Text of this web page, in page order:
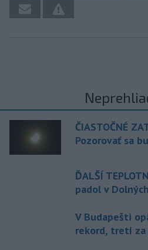
ČIASTOČNÉ
Pozorovať sa
ĎALŠÍ
padol v
V Budapešti
rekord, tretí